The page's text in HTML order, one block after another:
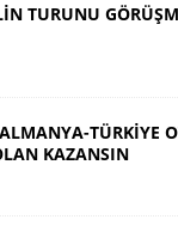
TURUNU
TÜRKİYE
KAZANSIN